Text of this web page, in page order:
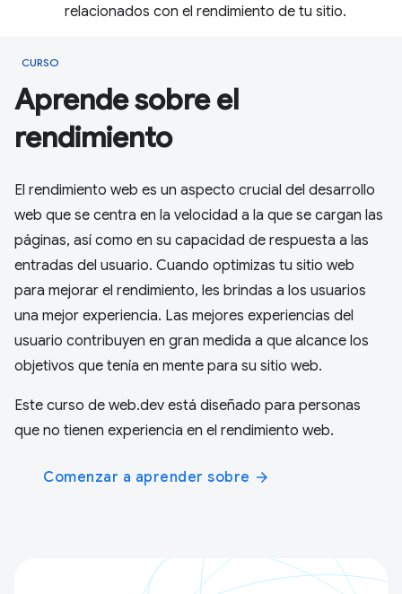
relacionados con el rendimiento de tu sitio.
CURSO
Aprende sobre el
rendimiento
El rendimiento web es un aspecto crucial del desarrollo
web que se centra en la velocidad a la que se cargan las
páginas, así como en su capacidad de respuesta a las
entradas del usuario. Cuando optimizas tu sitio web
para mejorar el rendimiento, les brindas a los usuarios
una mejor experiencia. Las mejores experiencias del
usuario contribuyen en gran medida a que alcance los
objetivos que tenía en mente para su sitio web.
Este curso de web.dev está diseñado para personas
que no tienen experiencia en el rendimiento web.
Comenzar a aprender sobre arrow_forward